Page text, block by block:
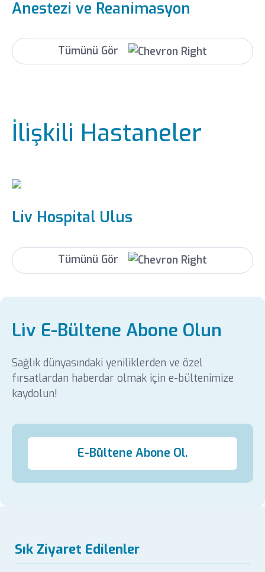
Anestezi ve Reanimasyon
Tümünü Gör
İlişkili Hastaneler
Liv Hospital Ulus
Tümünü Gör
Liv E-Bültene Abone Olun
Sağlık dünyasındaki yeniliklerden ve özel
fırsatlardan haberdar olmak için e-bültenimize
kaydolun!
E-Bültene Abone Ol.
Sık Ziyaret Edilenler